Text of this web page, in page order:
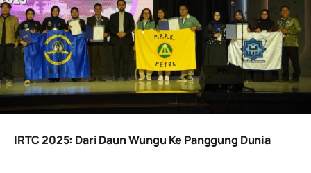
IRTC 2025: Dari Daun Wungu Ke Panggung Dunia